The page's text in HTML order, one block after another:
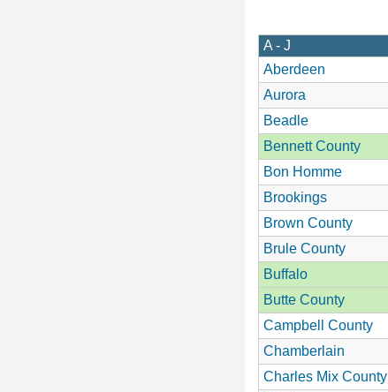
A - J
Aberdeen
Aurora
Beadle
Bennett County
Bon Homme
Brookings
Brown County
Brule County
Buffalo
Butte County
Campbell County
Chamberlain
Charles Mix County